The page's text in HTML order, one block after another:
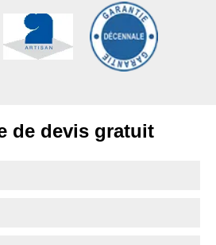
de devis gratuit